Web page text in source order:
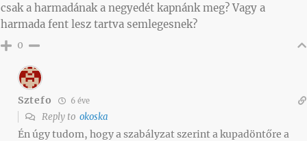
csak a harmadának a negyedét kapnánk meg? Vagy a
harmada fent lesz tartva semlegesnek?
0
Sztefo 6 éve
Reply to okoska
Én úgy tudom, hogy a szabályzat szerint a kupadöntőre a